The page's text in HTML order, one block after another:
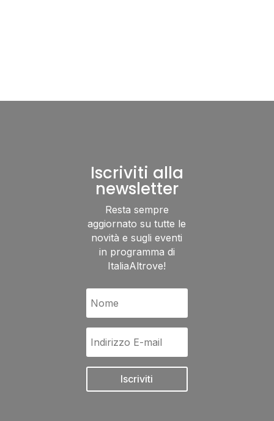
Iscriviti alla
newsletter
Resta sempre
aggiornato su tutte le
novità e sugli eventi
in programma di
ItaliaAltrove!
Iscriviti